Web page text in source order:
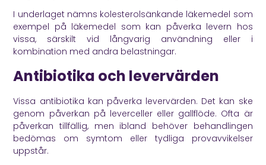
I underlaget nämns kolesterolsänkande läkemedel som
exempel på läkemedel som kan påverka levern hos
vissa, särskilt vid långvarig användning eller i
kombination med andra belastningar.
Antibiotika och levervärden
Vissa antibiotika kan påverka levervärden. Det kan ske
genom påverkan på leverceller eller gallflöde. Ofta är
påverkan tillfällig, men ibland behöver behandlingen
bedömas om symtom eller tydliga provavvikelser
uppstår.